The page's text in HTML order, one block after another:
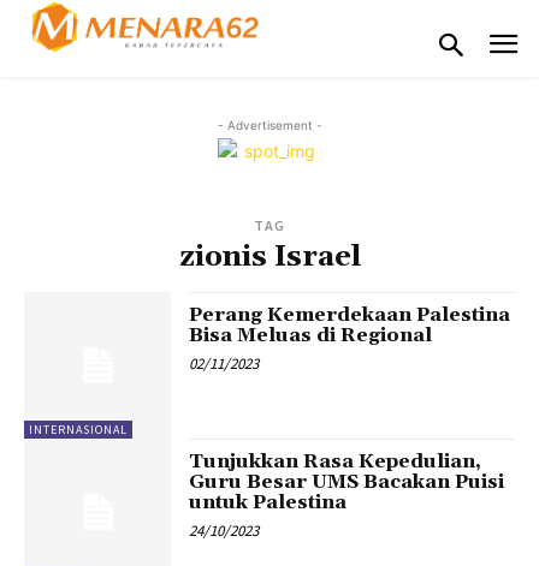
- Advertisement -
TAG
zionis Israel
INTERNASIONAL
Perang Kemerdekaan Palestina
Bisa Meluas di Regional
02/11/2023
Tunjukkan Rasa Kepedulian,
Guru Besar UMS Bacakan Puisi
untuk Palestina
24/10/2023